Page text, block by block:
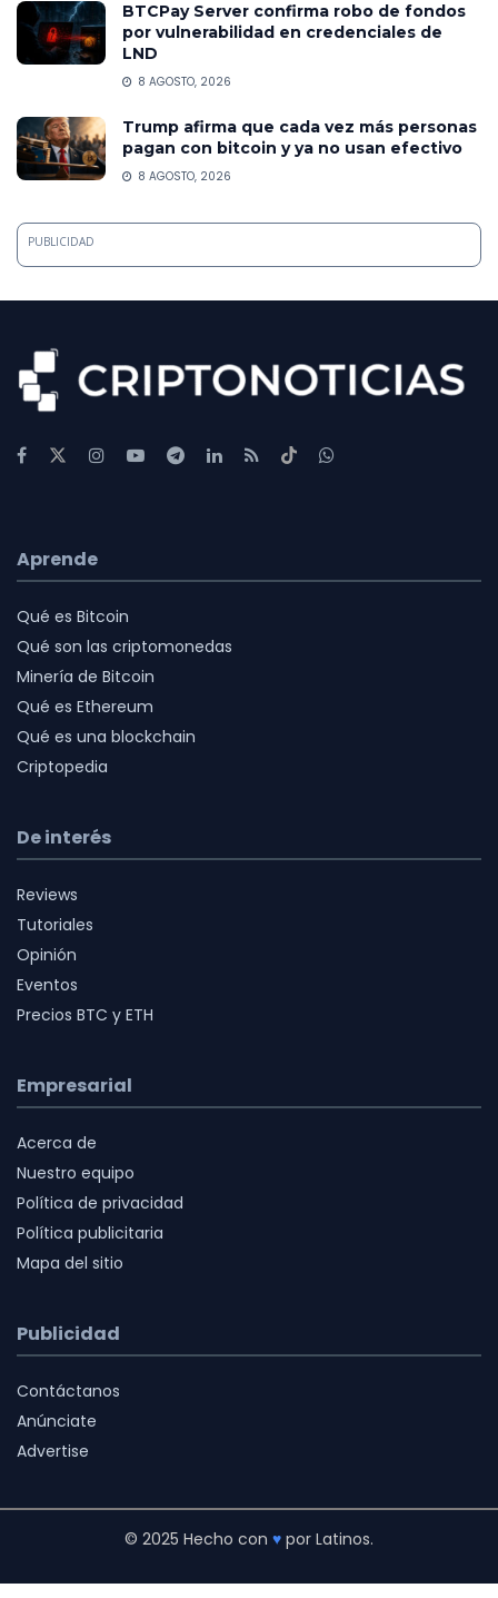
BTCPay Server confirma robo de fondos
por vulnerabilidad en credenciales de
LND
8 AGOSTO, 2026
Trump afirma que cada vez más personas
pagan con bitcoin y ya no usan efectivo
8 AGOSTO, 2026
PUBLICIDAD
Aprende
Qué es Bitcoin
Qué son las criptomonedas
Minería de Bitcoin
Qué es Ethereum
Qué es una blockchain
Criptopedia
De interés
Reviews
Tutoriales
Opinión
Eventos
Precios BTC y ETH
Empresarial
Acerca de
Nuestro equipo
Política de privacidad
Política publicitaria
Mapa del sitio
Publicidad
Contáctanos
Anúnciate
Advertise
© 2025 Hecho con ♥ por Latinos.